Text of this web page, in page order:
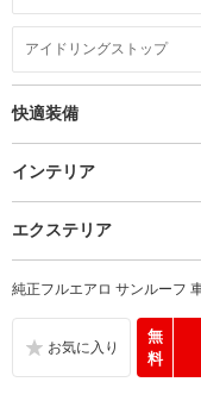
アイドリングストップ
快適装備
インテリア
エクステリア
純正フルエアロ サンルーフ
無
料